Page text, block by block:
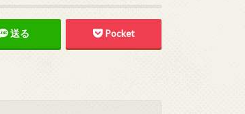
送る Pocket